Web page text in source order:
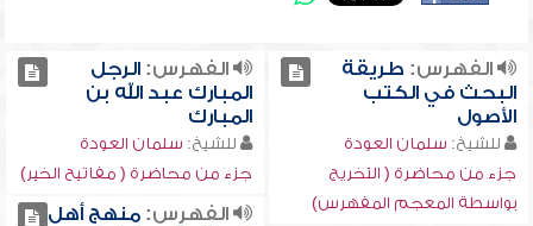
الفهرس: طريقة
البحث في الكتب
الأصول
للشيخ: سلمان العودة
جزء من محاضرة ( التخريج
بواسطة المعجم المفهرس)
الفهرس:الرجل
المبارك عبد الله بن
المبارك
للشيخ: سلمان العودة
جزء من محاضرة ( مفاتيح الخير)
الفهرس:منهج أهل